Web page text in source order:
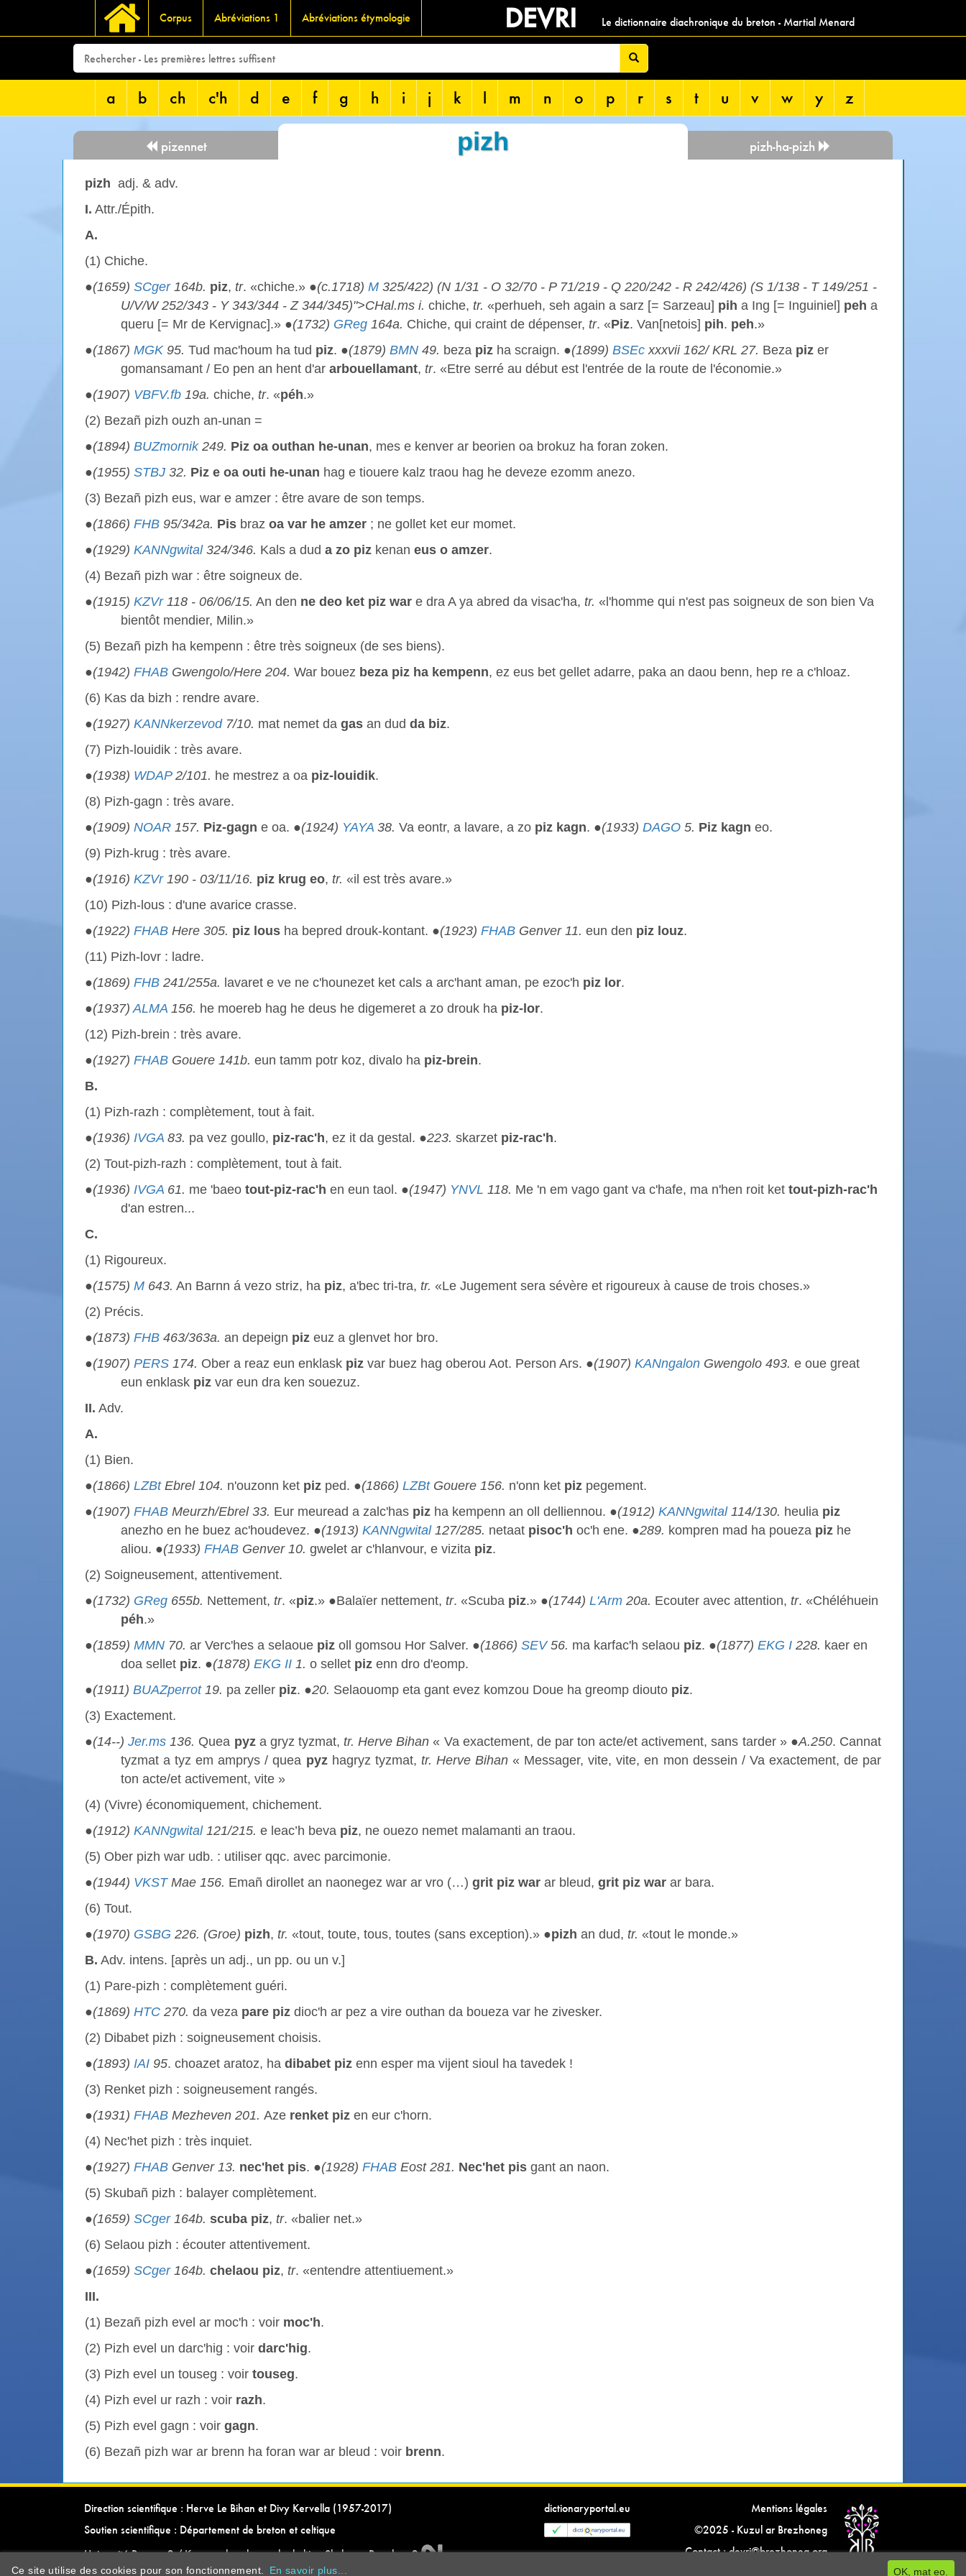
Corpus Abréviations 1 Abréviations étymologie DEVRI Le dictionnaire diachronique du breton - Martial Menard
a b ch c'h d e f g h i j k l m n o p r s t u v w y z
pizennet pizh pizh-ha-pizh
pizh adj. & adv.
I. Attr./Épith.
A.
(1) Chiche.
●(1659) SCger164b. piz, tr. «chiche.» ●(c.1718) M 325/422) (N 1/31 - O 32/70 - P 71/219 - Q 220/242 - R 242/426) (S 1/138 - T 149/251 -
U/V/W 252/343 - Y 343/344 - Z 344/345)">CHal.ms i. chiche, tr. «perhueh, seh again a sarz [= Sarzeau] pih a Ing [= Inguiniel] peh a
queru [= Mr de Kervignac].» ●(1732) GReg 164a. Chiche, qui craint de dépenser, tr. «Piz. Van[netois] pih. peh.»
●(1867) MGK95. Tud mac'houm ha tud piz. ●(1879) BMN 49. beza piz ha scraign. ●(1899) BSEc xxxvii 162/ KRL 27. Beza piz er
gomansamant / Eo pen an hent d'ar arbouellamant, tr. «Etre serré au début est l'entrée de la route de l'économie.»
●(1907) VBFV.fb 19a. chiche, tr. «péh.»
(2) Bezañ pizh ouzh an-unan =
●(1894) BUZmornik249. Piz oa outhan he-unan, mes e kenver ar beorien oa brokuz ha foran zoken.
●(1955) STBJ 32. Piz e oa outi he-unan hag e tiouere kalz traou hag he deveze ezomm anezo.
(3) Bezañ pizh eus, war e amzer : être avare de son temps.
●(1866) FHB 95/342a. Pis braz oa var he amzer ; ne gollet ket eur momet.
●(1929) KANNgwital324/346. Kals a dud a zo piz kenan eus o amzer.
(4) Bezañ pizh war : être soigneux de.
●(1915) KZVr118 - 06/06/15. An den ne deo ket piz war e dra A ya abred da visac'ha, tr. «l'homme qui n'est pas soigneux de son bien Va
bientôt mendier, Milin.»
(5) Bezañ pizh ha kempenn : être très soigneux (de ses biens).
●(1942) FHAB Gwengolo/Here 204. War bouez beza piz ha kempenn, ez eus bet gellet adarre, paka an daou benn, hep re a c'hloaz.
(6) Kas da bizh : rendre avare.
●(1927) KANNkerzevod7/10. mat nemet da gas an dud da biz.
(7) Pizh-louidik : très avare.
●(1938) WDAP2/101. he mestrez a oa piz-louidik.
(8) Pizh-gagn : très avare.
●(1909) NOAR 157. Piz-gagn e oa. ●(1924) YAYA 38. Va eontr, a lavare, a zo piz kagn. ●(1933) DAGO 5. Piz kagn eo.
(9) Pizh-krug : très avare.
●(1916) KZVr190 - 03/11/16. piz krug eo, tr. «il est très avare.»
(10) Pizh-lous : d'une avarice crasse.
●(1922) FHAB Here 305. piz lous ha bepred drouk-kontant. ●(1923) FHAB Genver 11. eun den piz louz.
(11) Pizh-lovr : ladre.
●(1869) FHB 241/255a. lavaret e ve ne c'hounezet ket cals a arc'hant aman, pe ezoc'h piz lor.
●(1937)ALMA 156. he moereb hag he deus he digemeret a zo drouk ha piz-lor.
(12) Pizh-brein : très avare.
●(1927) FHAB Gouere 141b. eun tamm potr koz, divalo ha piz-brein.
B.
(1) Pizh-razh : complètement, tout à fait.
●(1936) IVGA 83. pa vez goullo, piz-rac'h, ez it da gestal. ●223. skarzet piz-rac'h.
(2) Tout-pizh-razh : complètement, tout à fait.
●(1936) IVGA 61. me 'baeo tout-piz-rac'h en eun taol. ●(1947) YNVL 118. Me 'n em vago gant va c'hafe, ma n'hen roit ket tout-pizh-rac'h
d'an estren...
C.
(1) Rigoureux.
●(1575) M 643. An Barnn á vezo striz, ha piz, a'bec tri-tra, tr. «Le Jugement sera sévère et rigoureux à cause de trois choses.»
(2) Précis.
●(1873) FHB 463/363a. an depeign piz euz a glenvet hor bro.
●(1907) PERS 174. Ober a reaz eun enklask piz var buez hag oberou Aot. Person Ars. ●(1907) KANngalon Gwengolo 493. e oue great
eun enklask piz var eun dra ken souezuz.
II. Adv.
A.
(1) Bien.
●(1866) LZBtEbrel 104. n'ouzonn ket piz ped. ●(1866) LZBtGouere 156. n'onn ket piz pegement.
●(1907) FHAB Meurzh/Ebrel 33. Eur meuread a zalc'has piz ha kempenn an oll delliennou. ●(1912) KANNgwital114/130. heulia piz
anezho en he buez ac'houdevez. ●(1913) KANNgwital127/285. netaat pisoc'h oc'h ene. ●289. kompren mad ha poueza piz he
aliou. ●(1933) FHAB Genver 10. gwelet ar c'hlanvour, e vizita piz.
(2) Soigneusement, attentivement.
●(1732) GReg 655b. Nettement, tr. «piz.» ●Balaïer nettement, tr. «Scuba piz.» ●(1744) L'Arm 20a. Ecouter avec attention, tr. «Chéléhuein
péh.»
●(1859) MMN 70. ar Verc'hes a selaoue piz oll gomsou Hor Salver. ●(1866) SEV56. ma karfac'h selaou piz. ●(1877) EKG I 228. kaer en
doa sellet piz. ●(1878) EKG II 1. o sellet piz enn dro d'eomp.
●(1911) BUAZperrot19. pa zeller piz. ●20. Selaouomp eta gant evez komzou Doue ha greomp diouto piz.
(3) Exactement.
●(14--)Jer.ms 136. Quea pyza gryz tyzmat,tr. Herve Bihan « Va exactement, de par ton acte/et activement, sans tarder » ●A.250. Cannat
tyzmat a tyz em amprys / quea pyzhagryz tyzmat, tr. Herve Bihan « Messager, vite, vite, en mon dessein / Va exactement, de par
ton acte/et activement, vite »
(4) (Vivre) économiquement, chichement.
●(1912) KANNgwital121/215. e leac’h beva piz, ne ouezo nemet malamanti an traou.
(5) Ober pizh war udb. : utiliser qqc. avec parcimonie.
●(1944) VKSTMae 156. Emañ dirollet an naonegez war ar vro (…) grit piz war ar bleud, grit piz war ar bara.
(6) Tout.
●(1970) GSBG 226. (Groe) pizh, tr. «tout, toute, tous, toutes (sans exception).» ●pizh an dud, tr. «tout le monde.»
B. Adv. intens. [après un adj., un pp. ou un v.]
(1) Pare-pizh : complètement guéri.
●(1869) HTC 270. da veza pare piz dioc'h ar pez a vire outhan da boueza var he zivesker.
(2) Dibabet pizh : soigneusement choisis.
●(1893) IAI 95. choazet aratoz, ha dibabet piz enn esper ma vijent sioul ha tavedek !
(3) Renket pizh : soigneusement rangés.
●(1931) FHAB Mezheven 201. Aze renket piz en eur c'horn.
(4) Nec'het pizh : très inquiet.
●(1927) FHAB Genver 13. nec'het pis. ●(1928) FHAB Eost 281. Nec'het pis gant an naon.
(5) Skubañ pizh : balayer complètement.
●(1659) SCger164b. scuba piz, tr. «balier net.»
(6) Selaou pizh : écouter attentivement.
●(1659) SCger164b. chelaou piz, tr. «entendre attentiuement.»
III.
(1) Bezañ pizh evel ar moc'h : voir moc'h.
(2) Pizh evel un darc'hig : voir darc'hig.
(3) Pizh evel un touseg : voir touseg.
(4) Pizh evel ur razh : voir razh.
(5) Pizh evel gagn : voir gagn.
(6) Bezañ pizh war ar brenn ha foran war ar bleud : voir brenn.
Direction scientifique : Herve Le Bihan et Divy Kervella (1957-2017)
Soutien scientifique : Département de breton et celtique
Université Rennes 2 / Kevrenn brezhoneg ha keltieg Skol-veur Roazhon 2
dictionaryportal.eu
Mentions légales
©2025 - Kuzul ar Brezhoneg
Contact : devri@brezhoneg.org
OK, mat eo.
Ce site utilise des cookies pour son fonctionnement. En savoir plus...